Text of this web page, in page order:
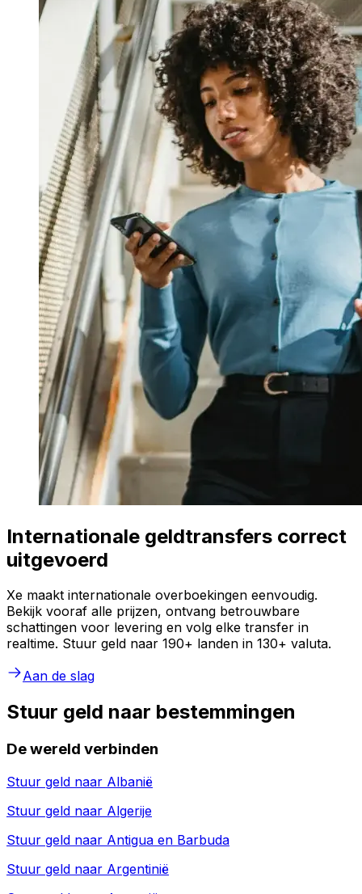
Internationale geldtransfers correct
uitgevoerd
Xe maakt internationale overboekingen eenvoudig.
Bekijk vooraf alle prijzen, ontvang betrouwbare
schattingen voor levering en volg elke transfer in
realtime. Stuur geld naar 190+ landen in 130+ valuta.
Aan de slag
Stuur geld naar bestemmingen
De wereld verbinden
Stuur geld naar Albanië
Stuur geld naar Algerije
Stuur geld naar Antigua en Barbuda
Stuur geld naar Argentinië